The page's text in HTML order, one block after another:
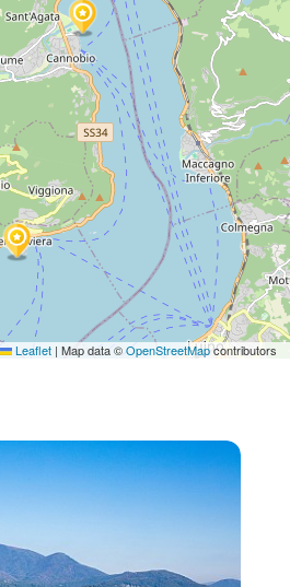
Leaflet | Map data ©OpenStreetMapcontributors